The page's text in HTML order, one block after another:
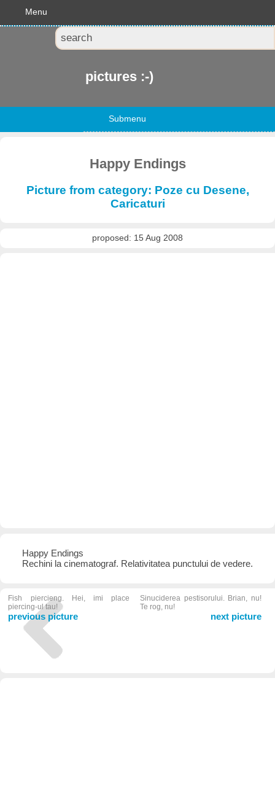
Menu
pictures :-)
Submenu
Happy Endings
Picture from category: Poze cu Desene,
Caricaturi
proposed: 15 Aug 2008
Happy Endings
Rechini la cinematograf. Relativitatea punctului de vedere.
Fish piercieng. Hei, imi place
piercing-ul tau!
previous picture
Sinuciderea pestisorului. Brian, nu!
Te rog, nu!
next picture